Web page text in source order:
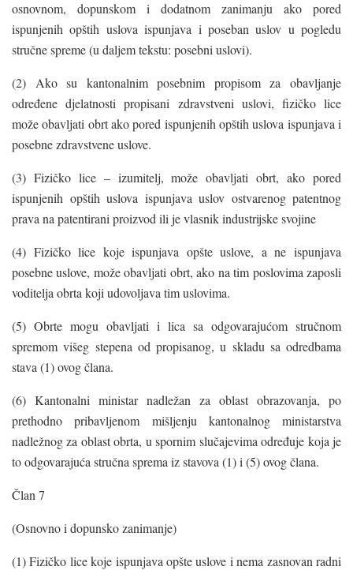
osnovnom, dopunskom i dodatnom zanimanju ako pored
ispunjenih opštih uslova ispunjava i poseban uslov u pogledu
stručne spreme (u daljem tekstu: posebni uslovi).
(2) Ako su kantonalnim posebnim propisom za obavljanje
određene djelatnosti propisani zdravstveni uslovi, fizičko lice
može obavljati obrt ako pored ispunjenih opštih uslova ispunjava i
posebne zdravstvene uslove.
(3) Fizičko lice – izumitelj, može obavljati obrt, ako pored
ispunjenih opštih uslova ispunjava uslov ostvarenog patentnog
prava na patentirani proizvod ili je vlasnik industrijske svojine
(4) Fizičko lice koje ispunjava opšte uslove, a ne ispunjava
posebne uslove, može obavljati obrt, ako na tim poslovima zaposli
voditelja obrta koji udovoljava tim uslovima.
(5) Obrte mogu obavljati i lica sa odgovarajućom stručnom
spremom višeg stepena od propisanog, u skladu sa odredbama
stava (1) ovog člana.
(6) Kantonalni ministar nadležan za oblast obrazovanja, po
prethodno pribavljenom mišljenju kantonalnog ministarstva
nadležnog za oblast obrta, u spornim slučajevima određuje koja je
to odgovarajuća stručna sprema iz stavova (1) i (5) ovog člana.
Član 7
(Osnovno i dopunsko zanimanje)
(1) Fizičko lice koje ispunjava opšte uslove i nema zasnovan radni